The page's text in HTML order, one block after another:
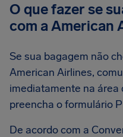
O que fazer se
com a American
Se sua bagagem não
American Airlines,
imediatamente na área
preencha o formulário
De acordo com a